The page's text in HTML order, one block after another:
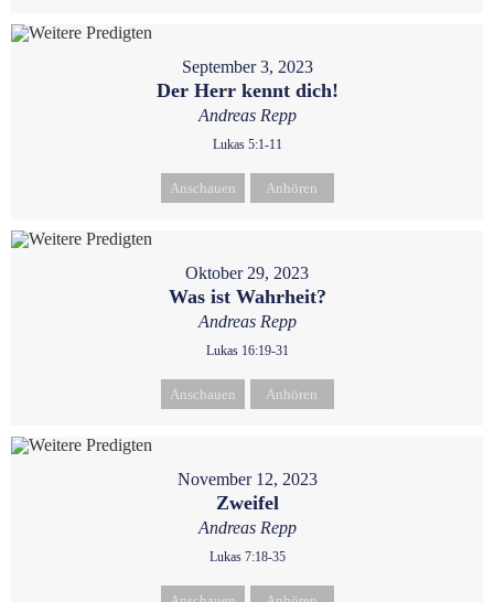
September 3, 2023
Der Herr kennt dich!
Andreas Repp
Lukas 5:1-11
Anschauen Anhören
Oktober 29, 2023
Was ist Wahrheit?
Andreas Repp
Lukas 16:19-31
Anschauen Anhören
November 12, 2023
Zweifel
Andreas Repp
Lukas 7:18-35